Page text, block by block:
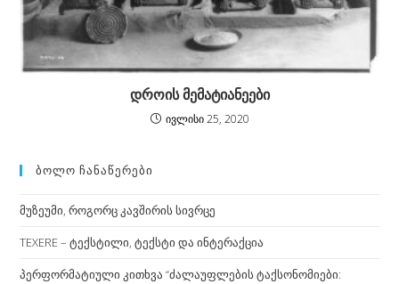
დროის მემატიანეები
ივლისი 25, 2020
ᲑᲝᲚᲝ ᲩᲐᲜᲐᲬᲔᲠᲔᲑᲘ
მუზეუმი, როგორც კავშირის სივრცე
TEXERE – ტექსტილი, ტექსტი და ინტერაქცია
პერფორმატიული კითხვა “ძალაუფლების ტაქსონომიები: